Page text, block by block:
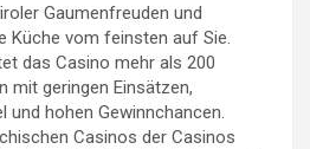
Gaumenfreuden und
Küche vom feinsten auf Sie.
das Casino mehr als 200
mit geringen Einsätzen,
und hohen Gewinnchancen.
Casinos der Casinos